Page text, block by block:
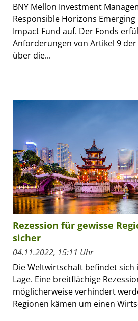
BNY Mellon Investment
Responsible Horizons
Impact Fund auf. Der Fonds
Anforderungen von Artikel 9
über die...
Rezession für gewisse
sicher
04.11.2022, 15:11 Uhr
Die Weltwirtschaft befindet sich
Lage. Eine breitflächige
möglicherweise verhindert
Regionen kämen um einen